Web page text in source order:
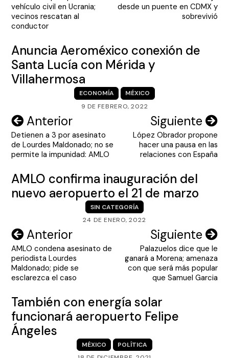
entradas
vehículo civil en Ucrania;
vecinos rescatan al
conductor
desde un puente en CDMX y
sobrevivió
Anuncia Aeroméxico conexión de
Santa Lucía con Mérida y
Villahermosa
ECONOMÍA
MÉXICO
9 DE FEBRERO, 2022
Navegación
de
entradas
Anterior
Detienen a 3 por asesinato
de Lourdes Maldonado; no se
permite la impunidad: AMLO
Siguiente
López Obrador propone
hacer una pausa en las
relaciones con España
AMLO confirma inauguración del
nuevo aeropuerto el 21 de marzo
SIN CATEGORÍA
24 DE ENERO, 2022
Navegación
de
entradas
Anterior
AMLO condena asesinato de
periodista Lourdes
Maldonado; pide se
esclarezca el caso
Siguiente
Palazuelos dice que le
ganará a Morena; amenaza
con que será más popular
que Samuel Garcia
También con energía solar
funcionará aeropuerto Felipe
Ángeles
MÉXICO
POLÍTICA